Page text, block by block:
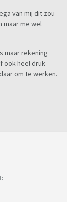
van mij dit zou
maar me wel
maar rekening
ook heel druk
om te werken.